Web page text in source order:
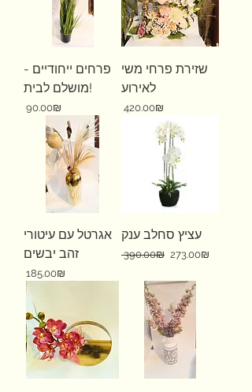
פרחים ייחודיים -
מושלם לבית!
Price ‏90.00 ‏₪
שזירת פרחי משי
לאירוע
Price ‏420.00 ‏₪
אגרטל עם עיטורי
זהב יבשים
Price ‏185.00 ‏₪
עציץ סחלב ענק
Regular Price
‏390.00 ‏₪ Sale Price
‏273.00 ‏₪